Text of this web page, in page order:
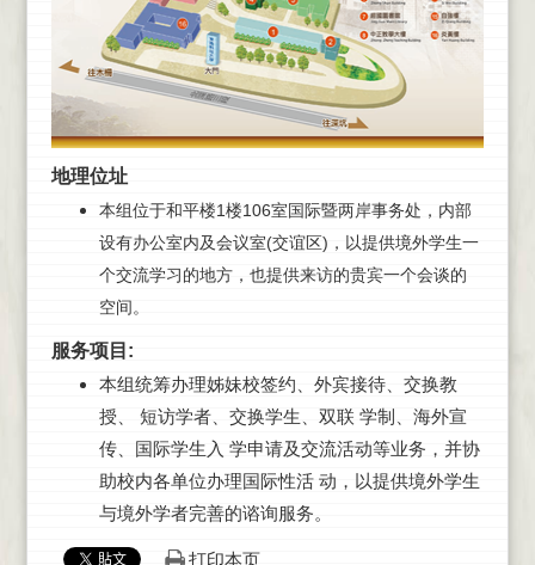
地理位址
本组位于和平楼1楼106室国际暨两岸事务处，内部
设有办公室内及会议室(交谊区)，以提供境外学生一
个交流学习的地方，也提供来访的贵宾一个会谈的
空间。
服务项目:
本组统筹办理姊妹校签约、外宾接待、交换教
授、 短访学者、交换学生、双联 学制、海外宣
传、国际学生入 学申请及交流活动等业务，并协
助校内各单位办理国际性活 动，以提供境外学生
与境外学者完善的谘询服务。
打印本页